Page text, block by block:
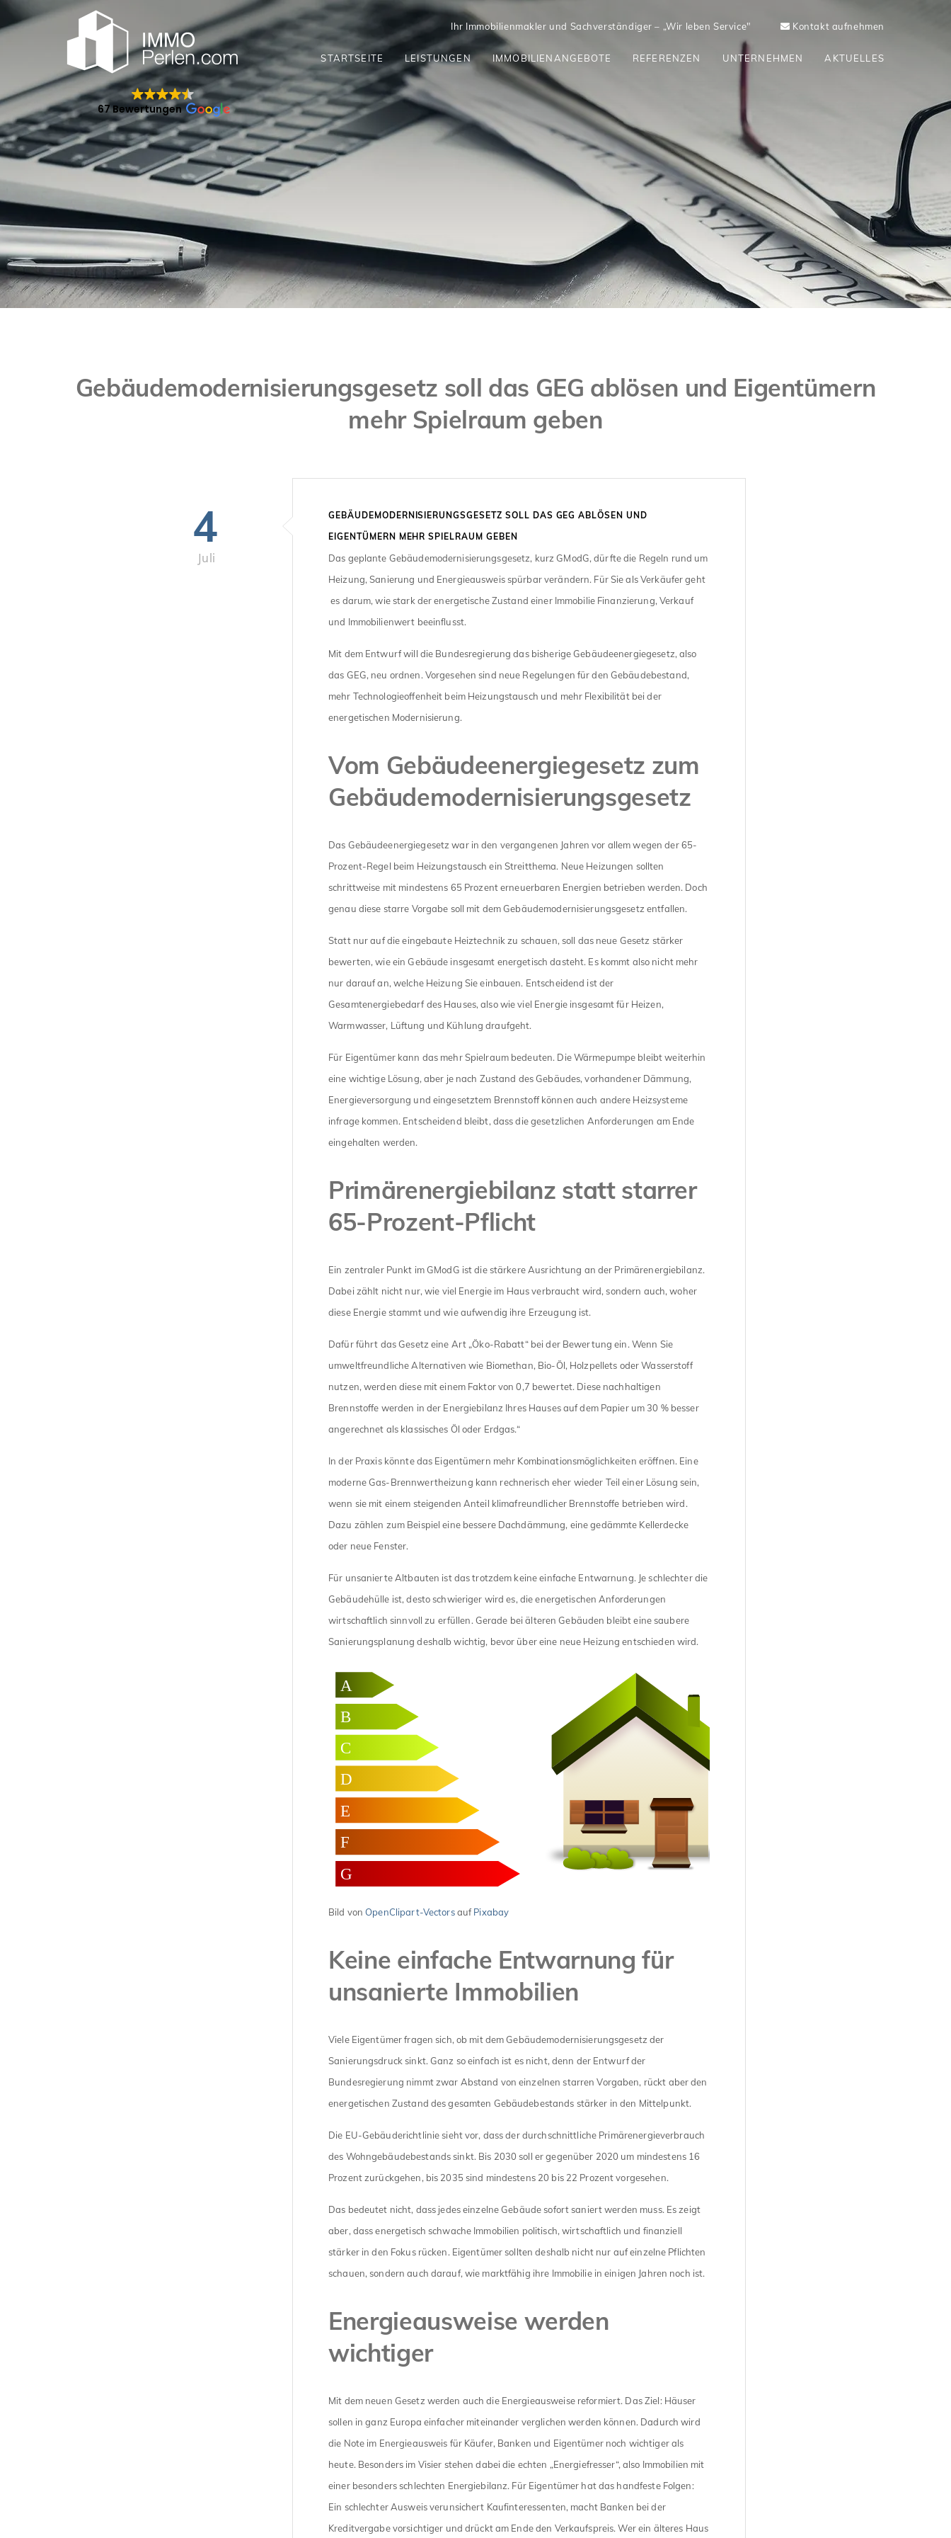
67 Bewertungen
Ihr Immobilienmakler und Sachverständiger – „Wir leben Service" Kontakt aufnehmen
STARTSEITE LEISTUNGEN IMMOBILIENANGEBOTE REFERENZEN UNTERNEHMEN AKTUELLES
Gebäudemodernisierungsgesetz soll das GEG ablösen und Eigentümern
mehr Spielraum geben
4
Juli
GEBÄUDEMODERNISIERUNGSGESETZ SOLL DAS GEG ABLÖSEN UND
EIGENTÜMERN MEHR SPIELRAUM GEBEN
Das geplante Gebäudemodernisierungsgesetz, kurz GModG, dürfte die Regeln rund um
Heizung, Sanierung und Energieausweis spürbar verändern. Für Sie als Verkäufer geht
es darum, wie stark der energetische Zustand einer Immobilie Finanzierung, Verkauf
und Immobilienwert beeinflusst.
Mit dem Entwurf will die Bundesregierung das bisherige Gebäudeenergiegesetz, also
das GEG, neu ordnen. Vorgesehen sind neue Regelungen für den Gebäudebestand,
mehr Technologieoffenheit beim Heizungstausch und mehr Flexibilität bei der
energetischen Modernisierung.
Vom Gebäudeenergiegesetz zum
Gebäudemodernisierungsgesetz
Das Gebäudeenergiegesetz war in den vergangenen Jahren vor allem wegen der 65-
Prozent-Regel beim Heizungstausch ein Streitthema. Neue Heizungen sollten
schrittweise mit mindestens 65 Prozent erneuerbaren Energien betrieben werden. Doch
genau diese starre Vorgabe soll mit dem Gebäudemodernisierungsgesetz entfallen.
Statt nur auf die eingebaute Heiztechnik zu schauen, soll das neue Gesetz stärker
bewerten, wie ein Gebäude insgesamt energetisch dasteht. Es kommt also nicht mehr
nur darauf an, welche Heizung Sie einbauen. Entscheidend ist der
Gesamtenergiebedarf des Hauses, also wie viel Energie insgesamt für Heizen,
Warmwasser, Lüftung und Kühlung draufgeht.
Für Eigentümer kann das mehr Spielraum bedeuten. Die Wärmepumpe bleibt weiterhin
eine wichtige Lösung, aber je nach Zustand des Gebäudes, vorhandener Dämmung,
Energieversorgung und eingesetztem Brennstoff können auch andere Heizsysteme
infrage kommen. Entscheidend bleibt, dass die gesetzlichen Anforderungen am Ende
eingehalten werden.
Primärenergiebilanz statt starrer
65-Prozent-Pflicht
Ein zentraler Punkt im GModG ist die stärkere Ausrichtung an der Primärenergiebilanz.
Dabei zählt nicht nur, wie viel Energie im Haus verbraucht wird, sondern auch, woher
diese Energie stammt und wie aufwendig ihre Erzeugung ist.
Dafür führt das Gesetz eine Art „Öko-Rabatt“ bei der Bewertung ein. Wenn Sie
umweltfreundliche Alternativen wie Biomethan, Bio-Öl, Holzpellets oder Wasserstoff
nutzen, werden diese mit einem Faktor von 0,7 bewertet. Diese nachhaltigen
Brennstoffe werden in der Energiebilanz Ihres Hauses auf dem Papier um 30 % besser
angerechnet als klassisches Öl oder Erdgas.“
In der Praxis könnte das Eigentümern mehr Kombinationsmöglichkeiten eröffnen. Eine
moderne Gas-Brennwertheizung kann rechnerisch eher wieder Teil einer Lösung sein,
wenn sie mit einem steigenden Anteil klimafreundlicher Brennstoffe betrieben wird.
Dazu zählen zum Beispiel eine bessere Dachdämmung, eine gedämmte Kellerdecke
oder neue Fenster.
Für unsanierte Altbauten ist das trotzdem keine einfache Entwarnung. Je schlechter die
Gebäudehülle ist, desto schwieriger wird es, die energetischen Anforderungen
wirtschaftlich sinnvoll zu erfüllen. Gerade bei älteren Gebäuden bleibt eine saubere
Sanierungsplanung deshalb wichtig, bevor über eine neue Heizung entschieden wird.
Bild vonOpenClipart-VectorsaufPixabay
Keine einfache Entwarnung für
unsanierte Immobilien
Viele Eigentümer fragen sich, ob mit dem Gebäudemodernisierungsgesetz der
Sanierungsdruck sinkt. Ganz so einfach ist es nicht, denn der Entwurf der
Bundesregierung nimmt zwar Abstand von einzelnen starren Vorgaben, rückt aber den
energetischen Zustand des gesamten Gebäudebestands stärker in den Mittelpunkt.
Die EU-Gebäuderichtlinie sieht vor, dass der durchschnittliche Primärenergieverbrauch
des Wohngebäudebestands sinkt. Bis 2030 soll er gegenüber 2020 um mindestens 16
Prozent zurückgehen, bis 2035 sind mindestens 20 bis 22 Prozent vorgesehen.
Das bedeutet nicht, dass jedes einzelne Gebäude sofort saniert werden muss. Es zeigt
aber, dass energetisch schwache Immobilien politisch, wirtschaftlich und finanziell
stärker in den Fokus rücken. Eigentümer sollten deshalb nicht nur auf einzelne Pflichten
schauen, sondern auch darauf, wie marktfähig ihre Immobilie in einigen Jahren noch ist.
Energieausweise werden
wichtiger
Mit dem neuen Gesetz werden auch die Energieausweise reformiert. Das Ziel: Häuser
sollen in ganz Europa einfacher miteinander verglichen werden können. Dadurch wird
die Note im Energieausweis für Käufer, Banken und Eigentümer noch wichtiger als
heute. Besonders im Visier stehen dabei die echten „Energiefresser“, also Immobilien mit
einer besonders schlechten Energiebilanz. Für Eigentümer hat das handfeste Folgen:
Ein schlechter Ausweis verunsichert Kaufinteressenten, macht Banken bei der
Kreditvergabe vorsichtiger und drückt am Ende den Verkaufspreis. Wer ein älteres Haus